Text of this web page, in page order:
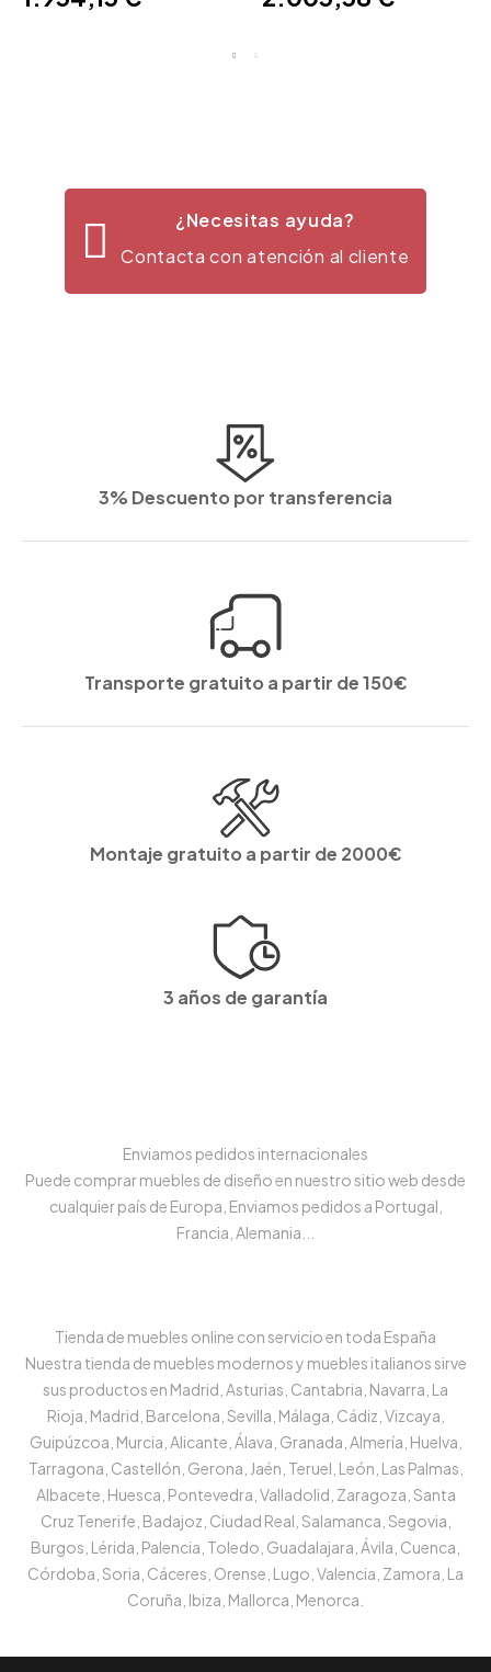
¿Necesitas ayuda?
Contacta con atención al cliente
3% Descuento por transferencia
Transporte gratuito a partir de 150€
Montaje gratuito a partir de 2000€
3 años de garantía
Enviamos pedidos internacionales
Puede comprar muebles de diseño en nuestro sitio web desde
cualquier país de Europa, Enviamos pedidos a Portugal,
Francia, Alemania...
Tienda de muebles online con servicio en toda España
Nuestra tienda de muebles modernos y muebles italianos sirve
sus productos en Madrid, Asturias, Cantabria, Navarra, La
Rioja, Madrid, Barcelona, Sevilla, Málaga, Cádiz, Vizcaya,
Guipúzcoa, Murcia, Alicante, Álava, Granada, Almería, Huelva,
Tarragona, Castellón, Gerona, Jaén, Teruel, León, Las Palmas,
Albacete, Huesca, Pontevedra, Valladolid, Zaragoza, Santa
Cruz Tenerife, Badajoz, Ciudad Real, Salamanca, Segovia,
Burgos, Lérida, Palencia, Toledo, Guadalajara, Ávila, Cuenca,
Córdoba, Soria, Cáceres, Orense, Lugo, Valencia, Zamora, La
Coruña, Ibiza, Mallorca, Menorca.